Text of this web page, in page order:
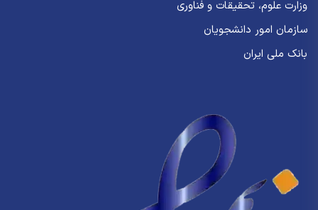
وزارت علوم، تحقیقات و فناوری
سازمان امور دانشجویان
بانک ملی ایران